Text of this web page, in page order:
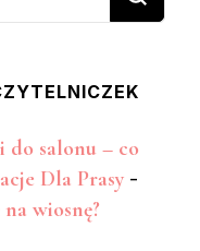
do salonu – co
Dla Prasy -
wiosnę?